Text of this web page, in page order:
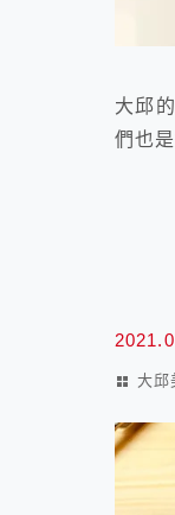
大邱
們也
大邱